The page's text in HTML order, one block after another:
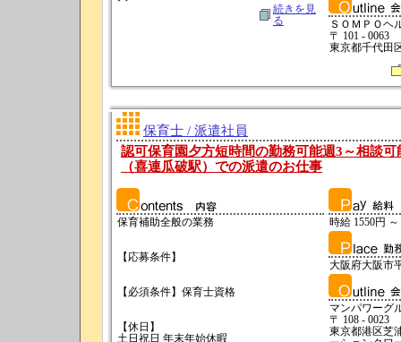
続きを見
る
ＳＯＭＰＯヘ
〒 101 - 0063
東京都千代田
保育士 / 派遣社員
認可保育園夕方短時間の勤務可能週3～相談
（喜連瓜破駅）での派遣のお仕事
保育補助全般の業務
【応募条件】
【必須条件】保育士資格
【休日】
土日祝日 年末年始休暇
時給 1550円
大阪府大阪市
マンパワーグ
〒 108 - 0023
東京都港区芝